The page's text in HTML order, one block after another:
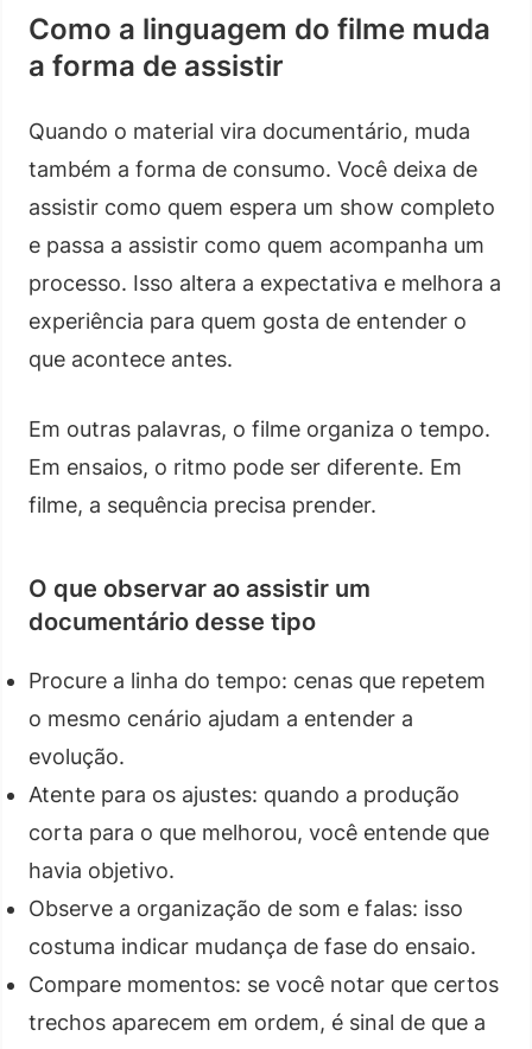
Como a linguagem do filme muda
a forma de assistir
Quando o material vira documentário, muda
também a forma de consumo. Você deixa de
assistir como quem espera um show completo
e passa a assistir como quem acompanha um
processo. Isso altera a expectativa e melhora a
experiência para quem gosta de entender o
que acontece antes.
Em outras palavras, o filme organiza o tempo.
Em ensaios, o ritmo pode ser diferente. Em
filme, a sequência precisa prender.
O que observar ao assistir um
documentário desse tipo
Procure a linha do tempo: cenas que repetem
o mesmo cenário ajudam a entender a
evolução.
Atente para os ajustes: quando a produção
corta para o que melhorou, você entende que
havia objetivo.
Observe a organização de som e falas: isso
costuma indicar mudança de fase do ensaio.
Compare momentos: se você notar que certos
trechos aparecem em ordem, é sinal de que a